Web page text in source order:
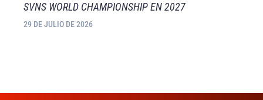
SVNS WORLD CHAMPIONSHIP EN 2027
29 DE JULIO DE 2026